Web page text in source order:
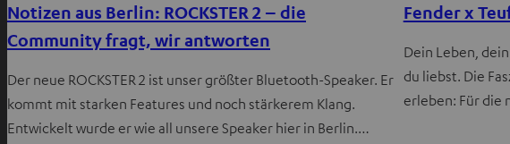
Notizen aus Berlin: ROCKSTER 2 – die
Community fragt, wir antworten
Der neue ROCKSTER 2 ist unser größter Bluetooth-Speaker. Er
kommt mit starken Features und noch stärkerem Klang.
Entwickelt wurde er wie all unsere Speaker hier in Berlin.…
Fender x
Dein Leben,
du liebst. Die
erleben: Für die